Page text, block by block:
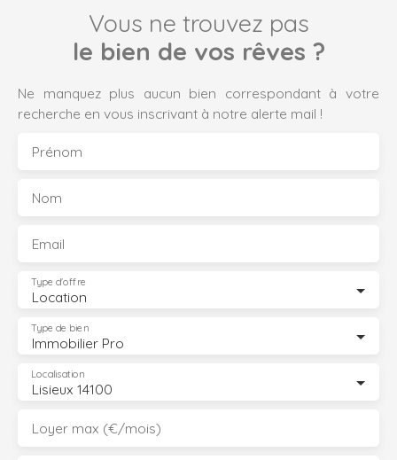
Vous ne trouvez pas
le bien de vos rêves ?
Ne manquez plus aucun bien correspondant à votre
recherche en vous inscrivant à notre alerte mail !
Prénom
Nom
Email
Location
Type d'offre
Immobilier Pro
Type de bien
Lisieux 14100
Localisation
Loyer max (€/mois)